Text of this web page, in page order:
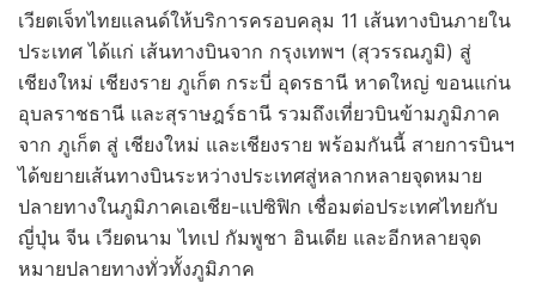
เวียตเจ็ทไทยแลนด์ให้บริการครอบคลุม 11 เส้นทางบินภายใน
ประเทศ ได้แก่ เส้นทางบินจาก กรุงเทพฯ (สุวรรณภูมิ) สู่
เชียงใหม่ เชียงราย ภูเก็ต กระบี่ อุดรธานี หาดใหญ่ ขอนแก่น
อุบลราชธานี และสุราษฎร์ธานี รวมถึงเที่ยวบินข้ามภูมิภาค
จาก ภูเก็ต สู่ เชียงใหม่ และเชียงราย พร้อมกันนี้ สายการบินฯ
ได้ขยายเส้นทางบินระหว่างประเทศสู่หลากหลายจุดหมาย
ปลายทางในภูมิภาคเอเชีย-แปซิฟิก เชื่อมต่อประเทศไทยกับ
ญี่ปุ่น จีน เวียดนาม ไทเป กัมพูชา อินเดีย และอีกหลายจุด
หมายปลายทางทั่วทั้งภูมิภาค